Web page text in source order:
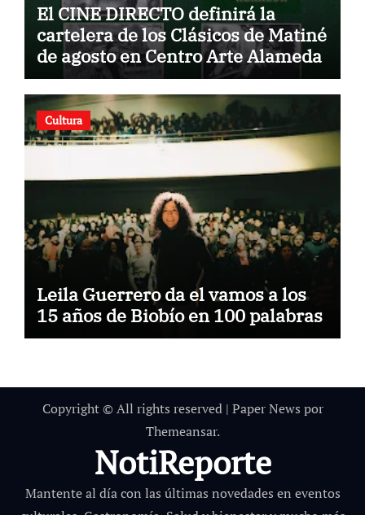
El CINE DIRECTO definirá la
cartelera de los Clásicos de Matiné
de agosto en Centro Arte Alameda
Cultura
Leila Guerrero da el vamos a los
15 años de Biobío en 100 palabras
Copyright © All rights reserved | Paper News por
Themeansar.
NotiReporte
Mantente al día con las últimas novedades en eventos